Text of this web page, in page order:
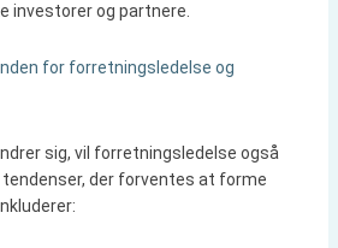
investorer og partnere.
for forretningsledelse og
sig, vil forretningsledelse også
tendenser, der forventes at forme